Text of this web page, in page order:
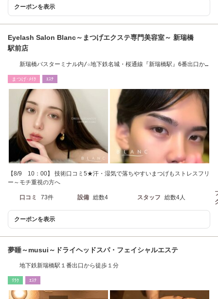
クーポンを表示
Eyelash Salon Blanc～まつげエクステ専門美容室～ 新瑞橋
駅前店
新瑞橋バスターミナル内/☆地下鉄名城・桜通線『新瑞橋駅』6番出口か
まつげ･ﾒｲｸ ｴｽﾃ
【8/9 10：00】 技術口コミ5★汗・湿気で落ちやすいまつげもストレスフリ
ー～モチ重視の方へ
口コミ 73件 設備 総数4 スタッフ 総数4人
クーポンを表示
夢睡～musui～ドライヘッドスパ・フェイシャルエステ
地下鉄新瑞橋駅１番出口から徒歩１分
ﾘﾗｸ ｴｽﾃ